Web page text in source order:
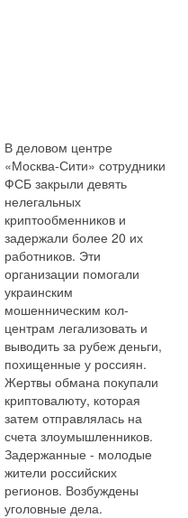
В деловом центре
«Москва-Сити» сотрудники
ФСБ закрыли девять
нелегальных
криптообменников и
задержали более 20 их
работников. Эти
организации помогали
украинским
мошенническим кол-
центрам легализовать и
выводить за рубеж деньги,
похищенные у россиян.
Жертвы обмана покупали
криптовалюту, которая
затем отправлялась на
счета злоумышленников.
Задержанные - молодые
жители российских
регионов. Возбуждены
уголовные дела.